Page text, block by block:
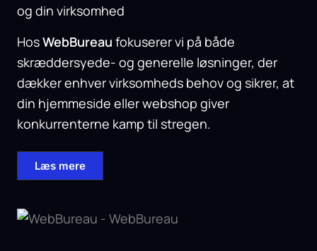
og din virksomhed
HosWebBureau fokuserer vi på både
skræddersyede- og generelle løsninger, der
dækker enhver virksomheds behov og sikrer, at
din hjemmeside eller webshop giver
konkurrenterne kamp til stregen.
Læs mere